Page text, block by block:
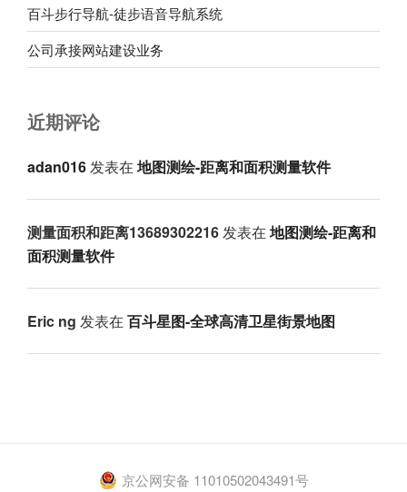
百斗步行导航-徒步语音导航系统
公司承接网站建设业务
近期评论
adan016 发表在 地图测绘-距离和面积测量软件
测量面积和距离13689302216 发表在 地图测绘-距离和
面积测量软件
Eric ng 发表在 百斗星图-全球高清卫星街景地图
京公网安备 11010502043491号